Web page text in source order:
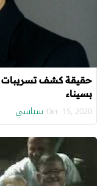
حقيقة كشف تسريبات
بسيناء
Oct. 15, 2020 سياسي